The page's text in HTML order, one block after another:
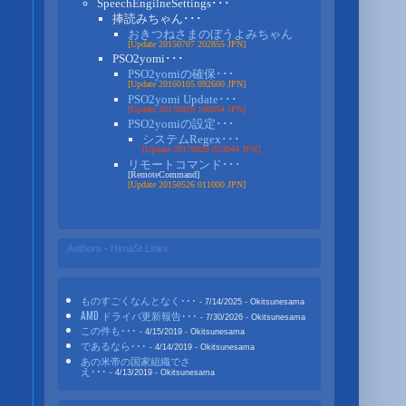
SpeechEngilneSettings･･･
捧読みちゃん･･･
おきつねさまのぼうよみちゃん
[Update 20150707 202855 JPN]
PSO2yomi･･･
PSO2yomiの確保･･･
[Update 20160105 092600 JPN]
PSO2yomi Update･･･
[Update 20170829 190954 JPN]
PSO2yomiの設定･･･
システムRegex･･･
[Update 20170829 053044 JPN]
リモートコマンド･･･
[RemoteCommand]
[Update 20150526 011000 JPN]
Authors - HimaSt Links
ものすごくなんとなく･･･ - 7/14/2025 - Okitsunesama
AMD ドライバ更新報告･･･ - 7/30/2026 - Okitsunesama
この件も･･･ - 4/15/2019 - Okitsunesama
であるなら･･･ - 4/14/2019 - Okitsunesama
あの米帝の国家組織でさ
え･･･ - 4/13/2019 - Okitsunesama